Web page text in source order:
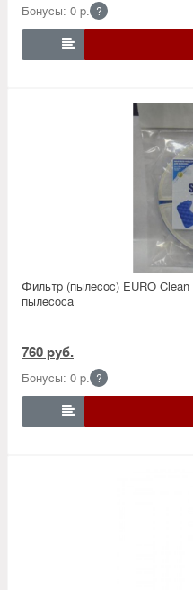
Бонусы: 0 р. ?

Фильтр (пылесос) EURO
пылесоса
760 руб.
Бонусы: 0 р. ?
